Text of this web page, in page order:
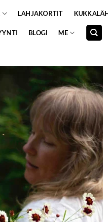
LAHJAKORTIT
BLOGI ME